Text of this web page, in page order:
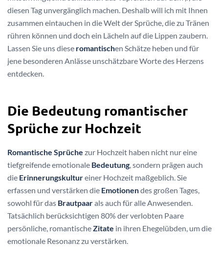
diesen Tag unvergänglich machen. Deshalb will ich mit Ihnen
zusammen eintauchen in die Welt der Sprüche, die zu Tränen
rühren können und doch ein Lächeln auf die Lippen zaubern.
Lassen Sie uns diese romantischen Schätze heben und für
jene besonderen Anlässe unschätzbare Worte des Herzens
entdecken.
Die Bedeutung romantischer
Sprüche zur Hochzeit
Romantische Sprüche zur Hochzeit haben nicht nur eine
tiefgreifende emotionale Bedeutung , sondern prägen auch
die Erinnerungskultureiner Hochzeit maßgeblich. Sie
erfassen und verstärken die Emotionendes großen Tages,
sowohl für das Brautpaarals auch für alle Anwesenden.
Tatsächlich berücksichtigen 80% der verlobten Paare
persönliche, romantischeZitate in ihren Ehegelübden, um die
emotionale Resonanz zu verstärken.